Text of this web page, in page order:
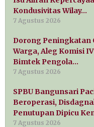
Kondusivitas Wilay…
7 Agustus 2026
Dorong Peningkatan
Warga, Aleg Komisi
Bimtek Pengola…
7 Agustus 2026
SPBU Bangunsari
Beroperasi,
Penutupan Dipicu
7 Agustus 2026